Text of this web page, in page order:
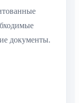
документы.